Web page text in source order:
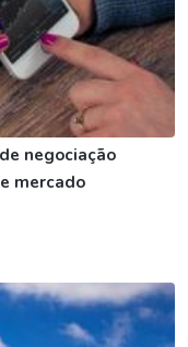
negociação
mercado